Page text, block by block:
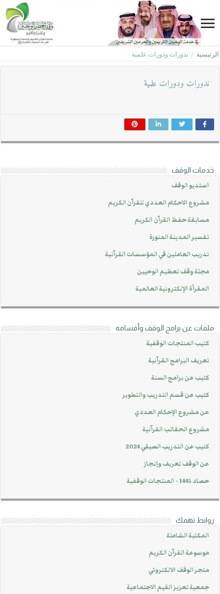
الرئيسية / ندورات ودورات علمية
ندورات ودورات علمية
خدمات الوقف
استديو الوقف
مشروع الاحكام العددي للقرآن الكريم
مسابقة حفظ القرآن الكريم
تفسير المدينة المنورة
تدريب العاملين في المؤسسات القرآنية
مجلة وقف تعظيم الوحيين
المقرأة الإلكترونية العالمية
ملفات عن برامج الوقف وأقسامه
كتيب المنتجات الوقفية
تعريف البرامج القرآنية
كتيب عن برامج السنة
كتيب عن قسم التدريب والتطوير
عن مشروع الإحكام العددي
مشروع الحقائب القرآنية
كتيب عن التدريب الصيفي 2024
عن الوقف تعريف وإنجاز
حصاد 1445 - المنتجات الوقفية
روابط تهمك
المكتبة الشاملة
موسوعة القرآن الكريم
متجر الوقف الالكتروني
جمعية تعزيز القيم الاجتماعية